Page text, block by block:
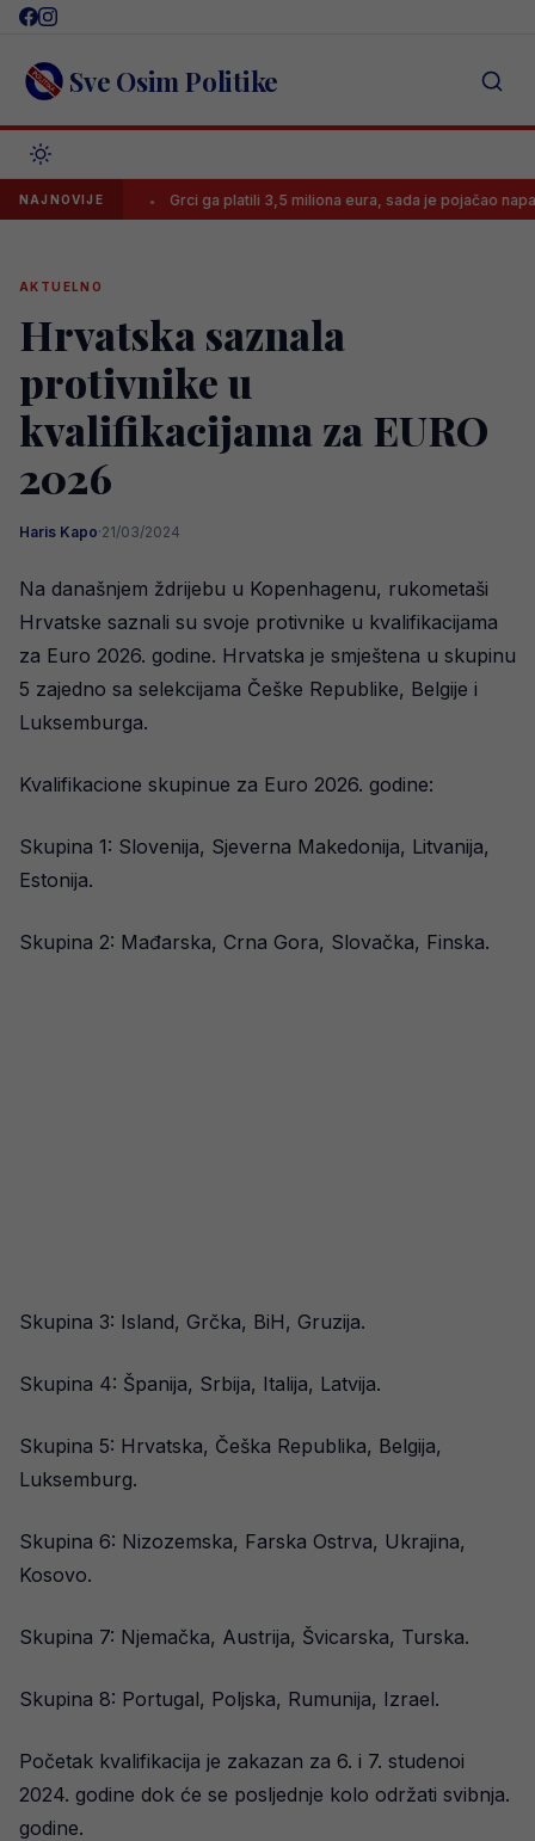
Skip
content Sve Osim Politike
NAJNOVIJE
PSV Grci ga platili 3,5 miliona eura, sada je pojačao napad
AKTUELNO
Hrvatska saznala
protivnike u
kvalifikacijama za EURO
2026
Haris Kapo·21/03/2024
Na današnjem ždrijebu u Kopenhagenu, rukometaši
Hrvatske saznali su svoje protivnike u kvalifikacijama
za Euro 2026. godine. Hrvatska je smještena u skupinu
5 zajedno sa selekcijama Češke Republike, Belgije i
Luksemburga.
Kvalifikacione skupinue za Euro 2026. godine:
Skupina 1: Slovenija, Sjeverna Makedonija, Litvanija,
Estonija.
Skupina 2: Mađarska, Crna Gora, Slovačka, Finska.
Skupina 3: Island, Grčka, BiH, Gruzija.
Skupina 4: Španija, Srbija, Italija, Latvija.
Skupina 5: Hrvatska, Češka Republika, Belgija,
Luksemburg.
Skupina 6: Nizozemska, Farska Ostrva, Ukrajina,
Kosovo.
Skupina 7: Njemačka, Austrija, Švicarska, Turska.
Skupina 8: Portugal, Poljska, Rumunija, Izrael.
Početak kvalifikacija je zakazan za 6. i 7. studenoi
2024. godine dok će se posljednje kolo održati svibnja.
godine.